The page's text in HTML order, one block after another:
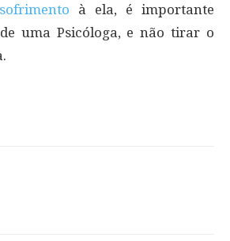
sofrimento à ela, é importante
uma Psicóloga, e não tirar o